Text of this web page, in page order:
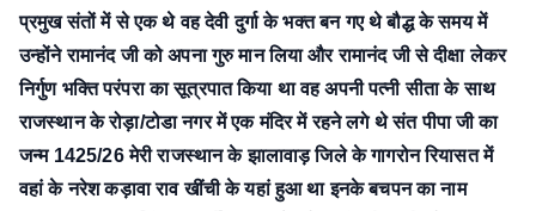
प्रमुख संतों में से एक थे वह देवी दुर्गा के भक्त बन गए थे बौद्ध के समय में
उन्होंने रामानंद जी को अपना गुरु मान लिया और रामानंद जी से दीक्षा लेकर
निर्गुण भक्ति परंपरा का सूत्रपात किया था वह अपनी पत्नी सीता के साथ
राजस्थान के रोड़ा/टोडा नगर में एक मंदिर में रहने लगे थे संत पीपा जी का
जन्म 1425/26 मेरी राजस्थान के झालावाड़ जिले के गागरोन रियासत में
वहां के नरेश कड़ावा राव खींची के यहां हुआ था इनके बचपन का नाम